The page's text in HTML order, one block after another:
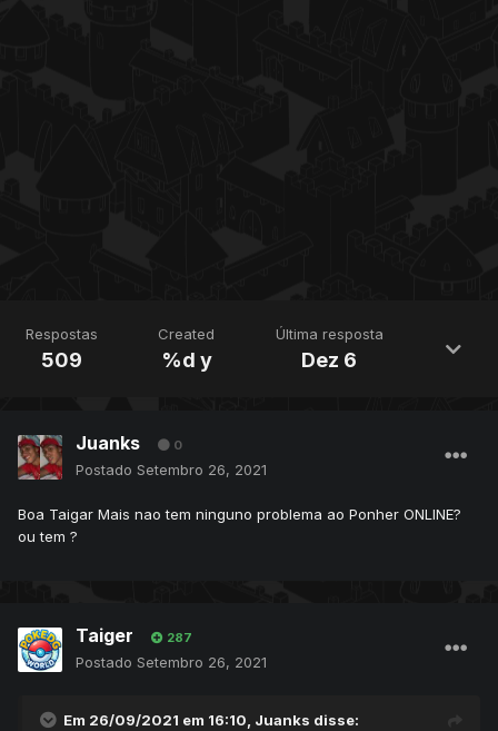
Respostas
509
Created
%d y
Última resposta
Dez 6
Juanks 0
Postado Setembro 26, 2021
Boa Taigar Mais nao tem ninguno problema ao Ponher ONLINE?
ou tem ?
Taiger 287
Postado Setembro 26, 2021
Em 26/09/2021 em 16:10, Juanks disse: